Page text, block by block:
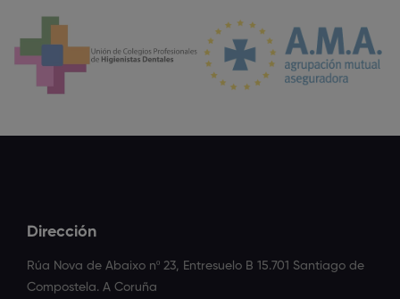
Dirección
Rúa Nova de Abaixo nº 23, Entresuelo B 15.701 Santiago de
Compostela. A Coruña